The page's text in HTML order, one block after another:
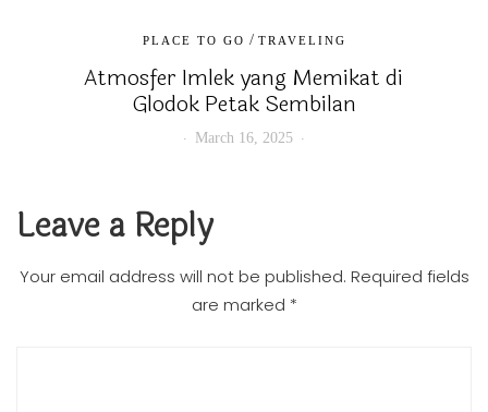
PLACE TO GO / TRAVELING
Atmosfer Imlek yang Memikat di
Glodok Petak Sembilan
March 16, 2025
Leave a Reply
Your email address will not be published. Required fields
are marked *